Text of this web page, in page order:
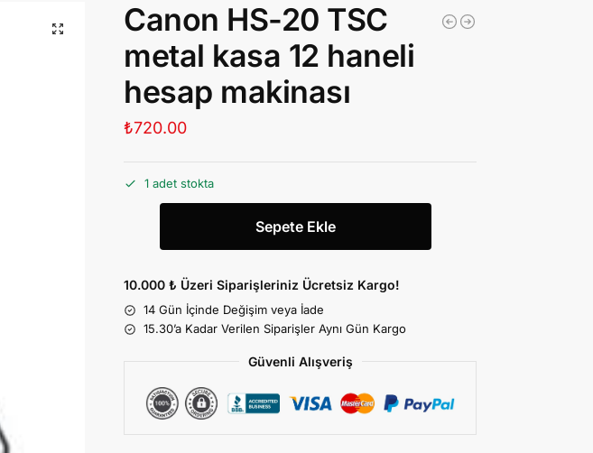
Canon HS-20 TSC
metal kasa 12 haneli
hesap makinası
₺720.00
1 adet stokta
Sepete Ekle
10.000 ₺ Üzeri Siparişleriniz Ücretsiz Kargo!
14 Gün İçinde Değişim veya İade
15.30’a Kadar Verilen Siparişler Aynı Gün Kargo
Güvenli Alışveriş